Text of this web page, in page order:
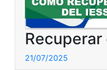
Recuperar
21/07/2025